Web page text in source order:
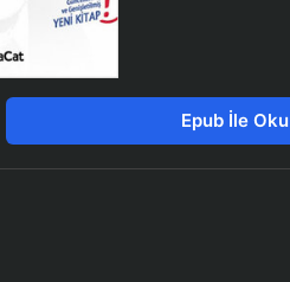
Epub İle Oku